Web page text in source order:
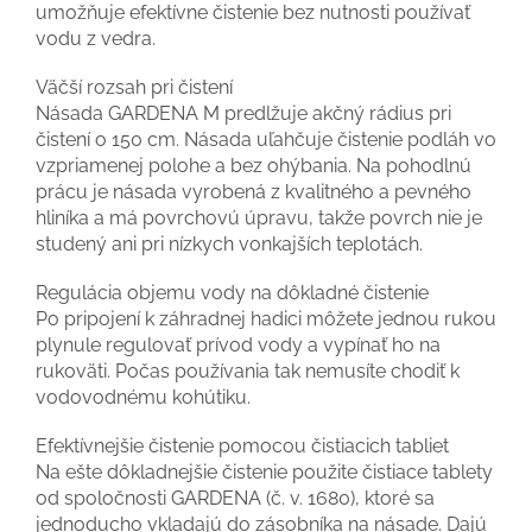
umožňuje efektívne čistenie bez nutnosti používať
vodu z vedra.
Väčší rozsah pri čistení
Násada GARDENA M predlžuje akčný rádius pri
čistení o 150 cm. Násada uľahčuje čistenie podláh vo
vzpriamenej polohe a bez ohýbania. Na pohodlnú
prácu je násada vyrobená z kvalitného a pevného
hliníka a má povrchovú úpravu, takže povrch nie je
studený ani pri nízkych vonkajších teplotách.
Regulácia objemu vody na dôkladné čistenie
Po pripojení k záhradnej hadici môžete jednou rukou
plynule regulovať prívod vody a vypínať ho na
rukoväti. Počas používania tak nemusíte chodiť k
vodovodnému kohútiku.
Efektívnejšie čistenie pomocou čistiacich tabliet
Na ešte dôkladnejšie čistenie použite čistiace tablety
od spoločnosti GARDENA (č. v. 1680), ktoré sa
jednoducho vkladajú do zásobníka na násade. Dajú